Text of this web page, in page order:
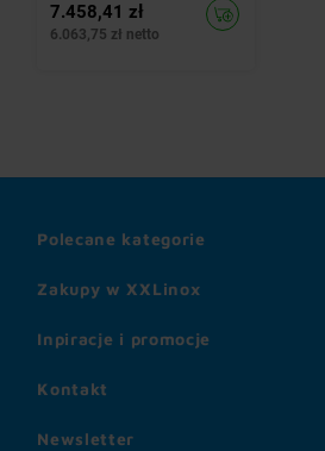
7.458,41 zł
6.063,75 zł netto
Zakupy w XXLinox
Inpiracje i promocje
Polecane kategorie
Kontakt
Newsletter